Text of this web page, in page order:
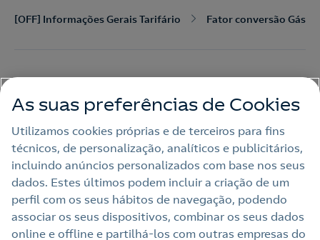
[OFF] Informações Gerais Tarifário Fator conversão Gás
Apoio
Contactos
As suas preferências de Cookies
Utilizamos cookies próprias e de terceiros para fins
técnicos, de personalização, analíticos e publicitários,
incluindo anúncios personalizados com base nos seus
dados. Estes últimos podem incluir a criação de um
perfil com os seus hábitos de navegação, podendo
associar os seus dispositivos, combinar os seus dados
online e offline e partilhá‑los com outras empresas do